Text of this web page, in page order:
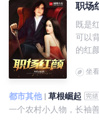
职场
既是
可以
的红
坐
都市其他
草根崛起